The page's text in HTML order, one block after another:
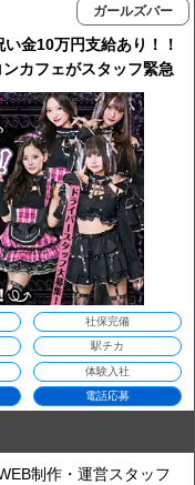
ガールズバー
金10万円支給あり！！
カフェがスタッフ緊急
社保完備
駅チカ
体験入社
電話応募
制作・運営スタッフ